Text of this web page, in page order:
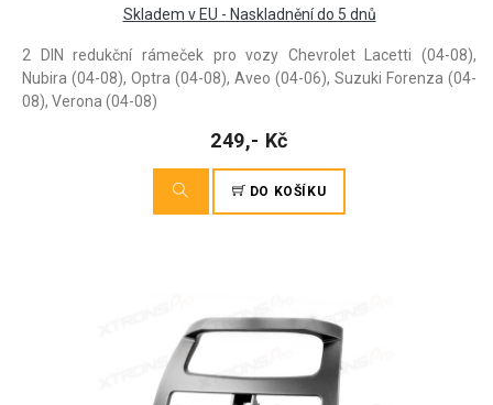
Skladem v EU - Naskladnění do 5 dnů
2 DIN redukční rámeček pro vozy Chevrolet Lacetti (04-08),
Nubira (04-08), Optra (04-08), Aveo (04-06), Suzuki Forenza (04-
08), Verona (04-08)
249,- Kč
DO KOŠÍKU